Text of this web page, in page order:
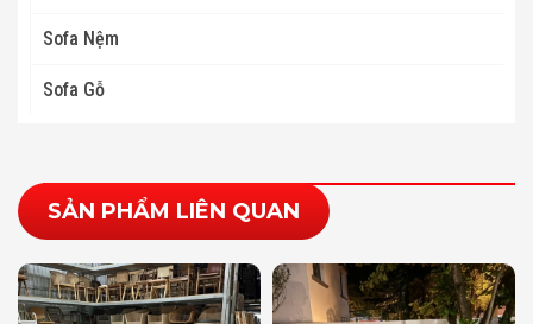
Sofa Nệm
Sofa Gỗ
SẢN PHẨM LIÊN QUAN